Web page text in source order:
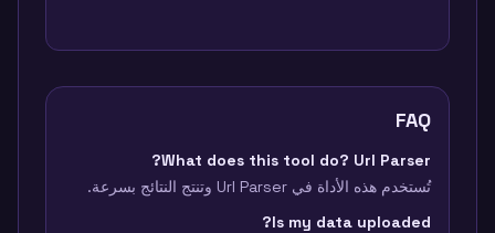
FAQ
What does this tool do? Url Parser?
تُستخدم هذه الأداة في Url Parser وتنتج النتائج بسرعة.
Is my data uploaded?